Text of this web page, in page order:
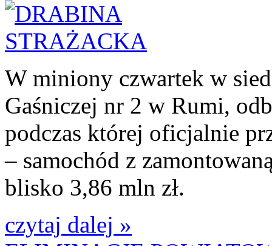
W miniony czwartek w
Gaśniczej nr 2 w Rumi,
podczas której oficjalnie
– samochód z
blisko 3,86 mln zł.
czytaj dalej »